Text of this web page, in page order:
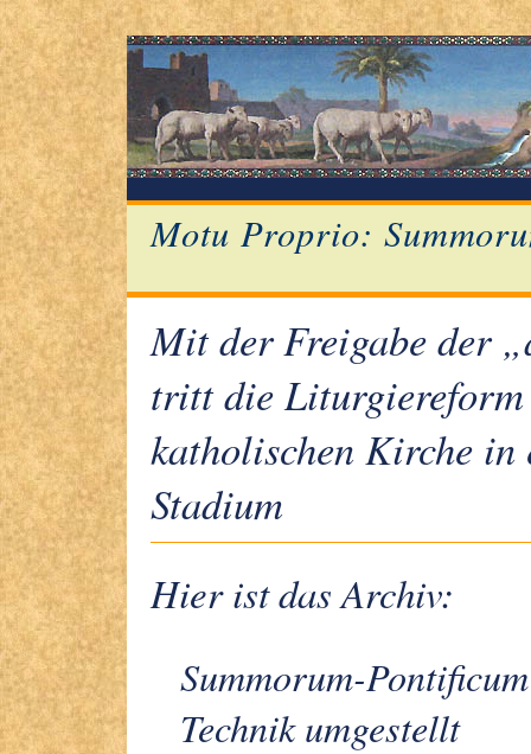
Motu Proprio:
Mit der Freigabe der
tritt die
katholischen Kirche in
Stadium
Hier ist das Archiv:
Summorum-
Technik umgestellt